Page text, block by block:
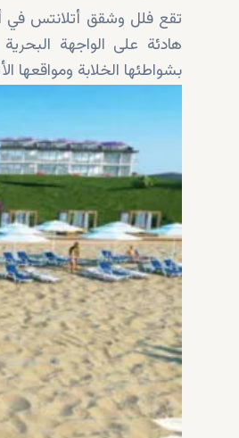
تقع فلل وشقق أتلانتس في
هادئة على الواجهة
بشواطئها الخلابة ومواقعها